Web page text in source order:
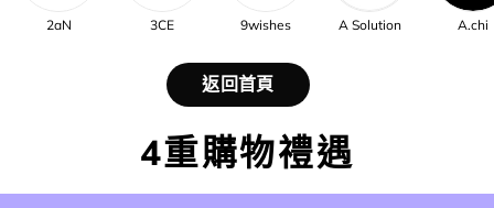
2aN 3CE 9wishes A Solution A.chi
返回首頁
4重購物禮遇